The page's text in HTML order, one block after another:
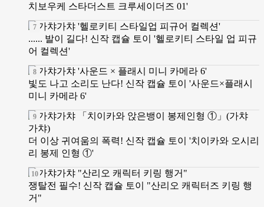
치보우케 스타더스트 크루세이더즈 01'
...... 발이 길다! 신작 캡슐 토이 '헬로키티 스타일 업 피규
어 컬렉션'
빛도 나고 소리도 난다! 신작 캡슐 토이 '사운드×플래시
미니 카메라 6'
더 이상 귀여움의 폭력! 신작 캡슐 토이 '치이카와 오시리
리 봉제 인형 ①'
쟁탈전 필수! 신작 캡슐 토이 "산리오 캐릭터즈 키링 행
거"